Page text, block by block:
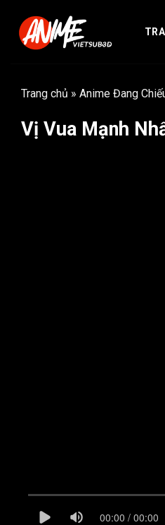
Trang chủ » Anime Đang
Vị Vua Mạnh
00:00 / 00:00